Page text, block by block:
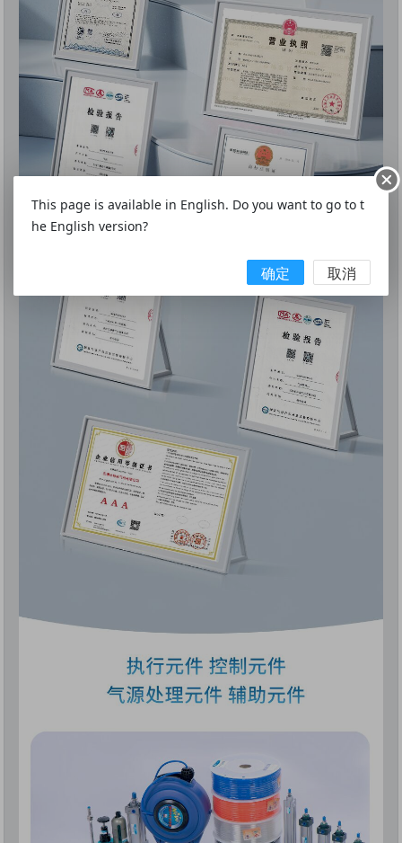
This page is available in English. Do you want to go to t
he English version?
确定 取消